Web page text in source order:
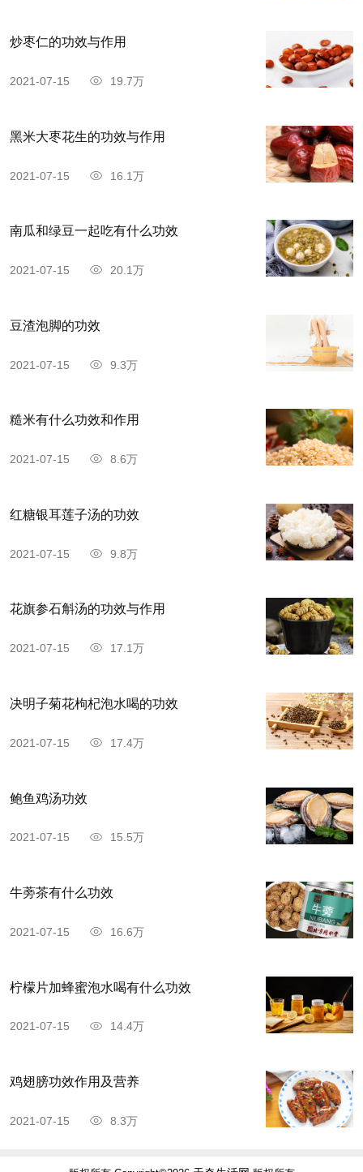
炒枣仁的功效与作用
2021-07-15 19.7万
黑米大枣花生的功效与作用
2021-07-15 16.1万
南瓜和绿豆一起吃有什么功效
2021-07-15 20.1万
豆渣泡脚的功效
2021-07-15 9.3万
糙米有什么功效和作用
2021-07-15 8.6万
红糖银耳莲子汤的功效
2021-07-15 9.8万
花旗参石斛汤的功效与作用
2021-07-15 17.1万
决明子菊花枸杞泡水喝的功效
2021-07-15 17.4万
鲍鱼鸡汤功效
2021-07-15 15.5万
牛蒡茶有什么功效
2021-07-15 16.6万
柠檬片加蜂蜜泡水喝有什么功效
2021-07-15 14.4万
鸡翅膀功效作用及营养
2021-07-15 8.3万